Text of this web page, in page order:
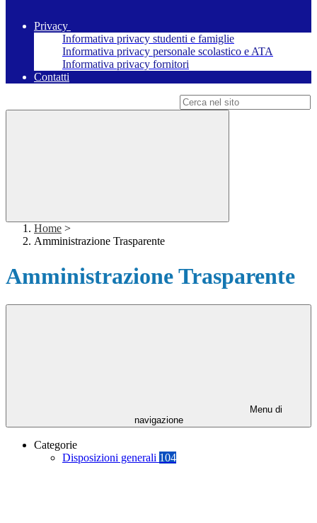
Privacy
Informativa privacy studenti e famiglie
Informativa privacy personale scolastico e ATA
Informativa privacy fornitori
Contatti
Home >
Amministrazione Trasparente
Amministrazione Trasparente
Menu di
navigazione
Categorie
Disposizioni generali 104